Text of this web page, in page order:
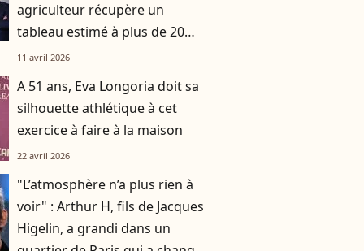
agriculteur récupère un
tableau estimé à plus de 20
millions d'euros
11 avril 2026
A 51 ans, Eva Longoria doit sa
silhouette athlétique à cet
exercice à faire à la maison
22 avril 2026
"L’atmosphère n’a plus rien à
voir" : Arthur H, fils de Jacques
Higelin, a grandi dans un